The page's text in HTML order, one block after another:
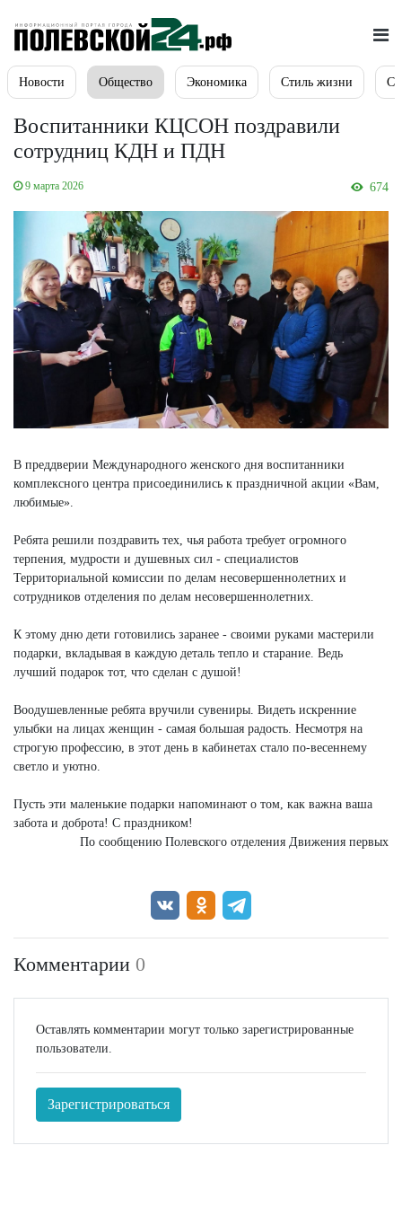
Новости Общество Экономика Стиль жизни
Воспитанники КЦСОН поздравили
сотрудниц КДН и ПДН
9 марта 2026 674
В преддверии Международного женского дня воспитанники
комплексного центра присоединились к праздничной акции «Вам,
любимые».
Ребята решили поздравить тех, чья работа требует огромного
терпения, мудрости и душевных сил - специалистов
Территориальной комиссии по делам несовершеннолетних и
сотрудников отделения по делам несовершеннолетних.
К этому дню дети готовились заранее - своими руками мастерили
подарки, вкладывая в каждую деталь тепло и старание. Ведь
лучший подарок тот, что сделан с душой!
Воодушевленные ребята вручили сувениры. Видеть искренние
улыбки на лицах женщин - самая большая радость. Несмотря на
строгую профессию, в этот день в кабинетах стало по-весеннему
светло и уютно.
Пусть эти маленькие подарки напоминают о том, как важна ваша
забота и доброта! С праздником!
По сообщению Полевского отделения Движения первых
Комментарии 0
Оставлять комментарии могут только зарегистрированные
пользователи.
Зарегистрироваться